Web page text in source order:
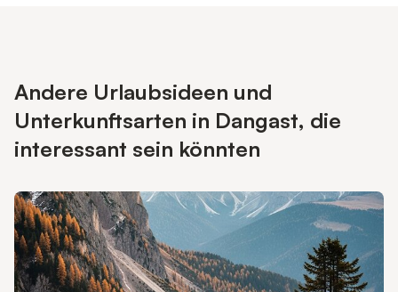
Andere Urlaubsideen und
Unterkunftsarten in Dangast, die
interessant sein könnten